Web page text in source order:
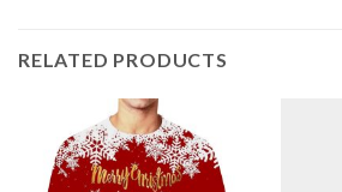
RELATED PRODUCTS